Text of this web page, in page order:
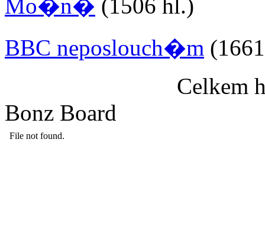
Mo�n� (1506 hl.)
BBC neposlouch�m
Celkem
Bonz Board